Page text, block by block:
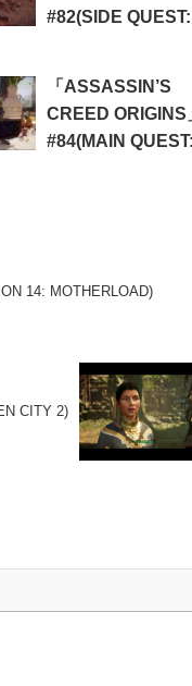
#82(SIDE QUEST:
「ASSASSIN’S
CREED ORIGINS
#84(MAIN QUEST:
14: MOTHERLOAD)
CITY 2)